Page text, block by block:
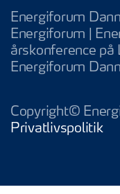
Energiforum
Energiforum |
årskonference på
Energiforum
Copyright©
Privatlivspolitik